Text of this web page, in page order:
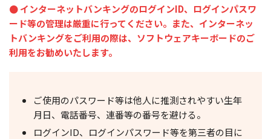
● インターネットバンキングのログインID、ログインパスワ
ード等の管理は厳重に行ってください。また、インターネッ
トバンキングをご利用の際は、ソフトウェアキーボードのご
利用をお勧めいたします。
ご使用のパスワード等は他人に推測されやすい生年
月日、電話番号、連番等の番号を避ける。
ログインID、ログインパスワード等を第三者の目に